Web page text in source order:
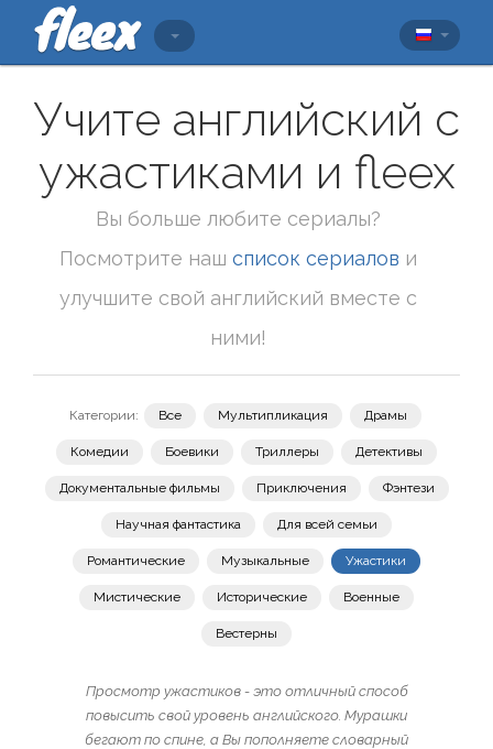
Учите английский с
ужастиками и fleex
Вы больше любите сериалы?
Посмотрите наш список сериалов и
улучшите свой английский вместе с
ними!
Категории: Все Мультипликация Драмы
Комедии Боевики Триллеры Детективы
Документальные фильмы Приключения Фэнтези
Научная фантастика Для всей семьи
Романтические Музыкальные Ужастики
Мистические Исторические Военные
Вестерны
Просмотр ужастиков - это отличный способ
повысить свой уровень английского. Мурашки
бегают по спине, а Вы пополняете словарный